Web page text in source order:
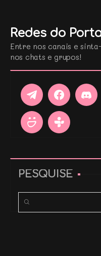
Redes do
Entre nos canais e
nos chats e grupos!
PESQUISE